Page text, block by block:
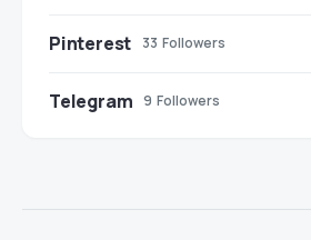
Pinterest 33 Followers
Telegram 9 Followers